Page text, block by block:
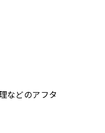
などのアフタ